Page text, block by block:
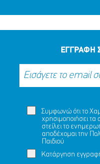
ΕΓΓΡΑΦΗ
Συμφωνώ ότι το
χρησιμοποιήσει τα
στείλει το
αποδέχομαι την
Παιδιού
Κατάργηση